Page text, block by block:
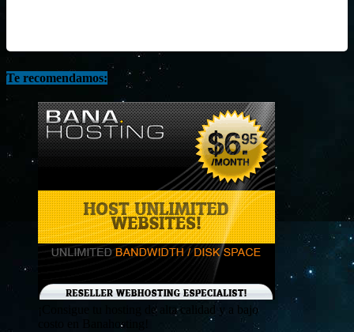
Te recomendamos:
¡Consigue tu hosting de alta calidad y a bajo
costo en Banahosting!